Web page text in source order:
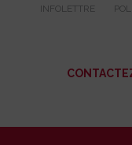
INFOLETTRE